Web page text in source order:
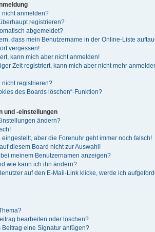
nicht anmelden?
registrieren?
abgemeldet?
dass mein Benutzername in der Online-Liste
vergessen!
kann mich aber nicht anmelden!
Zeit registriert, kann mich aber nicht mehr
nicht registrieren?
des Boards löschen“-Funktion?
und -einstellungen
ändern?
eingestellt, aber die Forenuhr geht immer noch falsch!
diesem Board nicht zur Auswahl!
meinem Benutzernamen anzeigen?
wie kann ich ihn ändern?
auf den E-Mail-Link klicke, werde ich
bearbeiten oder löschen?
eine Signatur anfügen?